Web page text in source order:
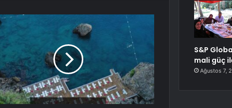
S&P
mali güç
Ağustos 7,